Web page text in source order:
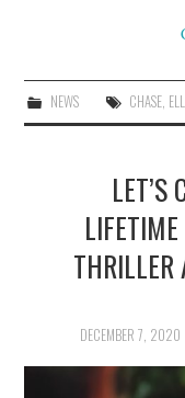
NEWS CHASE,
LET’S
THRILLER
DECEMBER 7, 2020